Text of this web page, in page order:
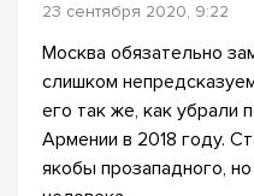
23 сентября 2020, 9:22
Москва обязательно
слишком
его так же, как убрали
Армении в 2018 году.
якобы прозападного,